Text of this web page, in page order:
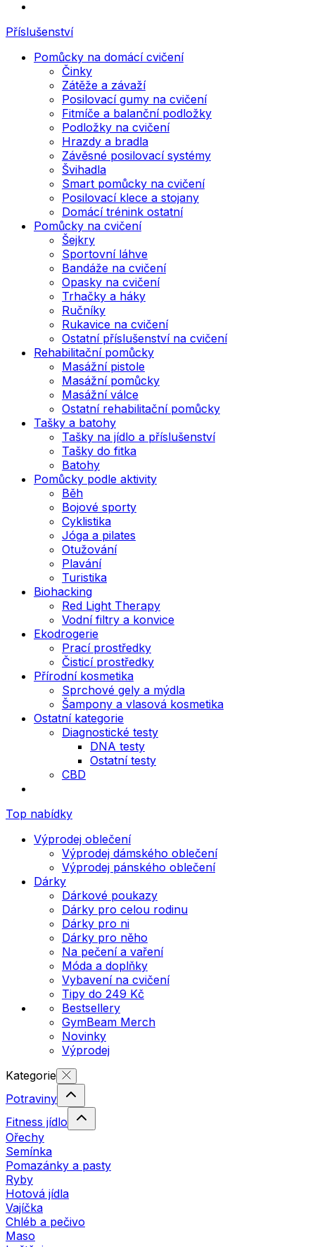
Příslušenství
Pomůcky na domácí cvičení
Činky
Zátěže a závaží
Posilovací gumy na cvičení
Fitmíče a balanční podložky
Podložky na cvičení
Hrazdy a bradla
Závěsné posilovací systémy
Švihadla
Smart pomůcky na cvičení
Posilovací klece a stojany
Domácí trénink ostatní
Pomůcky na cvičení
Šejkry
Sportovní láhve
Bandáže na cvičení
Opasky na cvičení
Trhačky a háky
Ručníky
Rukavice na cvičení
Ostatní příslušenství na cvičení
Rehabilitační pomůcky
Masážní pistole
Masážní pomůcky
Masážní válce
Ostatní rehabilitační pomůcky
Tašky a batohy
Tašky na jídlo a příslušenství
Tašky do fitka
Batohy
Pomůcky podle aktivity
Běh
Bojové sporty
Cyklistika
Jóga a pilates
Otužování
Plavání
Turistika
Biohacking
Red Light Therapy
Vodní filtry a konvice
Ekodrogerie
Prací prostředky
Čisticí prostředky
Přírodní kosmetika
Sprchové gely a mýdla
Šampony a vlasová kosmetika
Ostatní kategorie
Diagnostické testy
DNA testy
Ostatní testy
CBD
Top nabídky
Výprodej oblečení
Výprodej dámského oblečení
Výprodej pánského oblečení
Dárky
Dárkové poukazy
Dárky pro celou rodinu
Dárky pro ni
Dárky pro něho
Na pečení a vaření
Móda a doplňky
Vybavení na cvičení
Tipy do 249 Kč
Bestsellery
GymBeam Merch
Novinky
Výprodej
Kategorie
Potraviny
Fitness jídlo
Ořechy
Semínka
Pomazánky a pasty
Ryby
Hotová jídla
Vajíčka
Chléb a pečivo
Maso